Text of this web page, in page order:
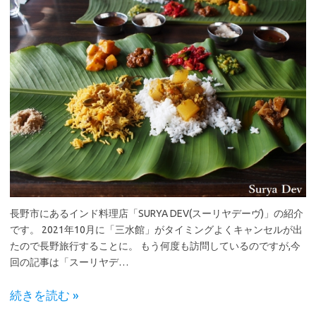
長野市にあるインド料理店「SURYA DEV(スーリヤデーヴ)」の紹介
です。 2021年10月に「三水館」がタイミングよくキャンセルが出
たので長野旅行することに。 もう何度も訪問しているのですが,今
回の記事は「スーリヤデ…
続きを読む »